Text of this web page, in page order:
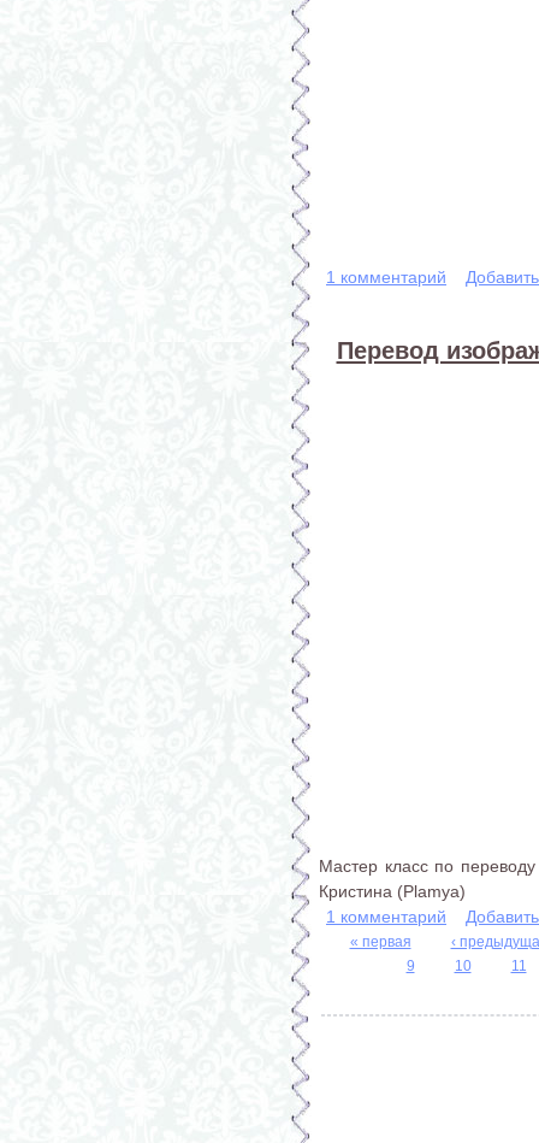
1 комментарий
Перевод
Мастер класс по
Кристина (Plamya)
1 комментарий
Страницы
« первая
‹
9
10 11